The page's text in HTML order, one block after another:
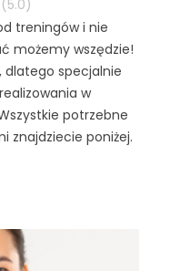
(5.0)
treningów i nie
możemy wszędzie!
dlatego specjalnie
w
potrzebne
znajdziecie poniżej.